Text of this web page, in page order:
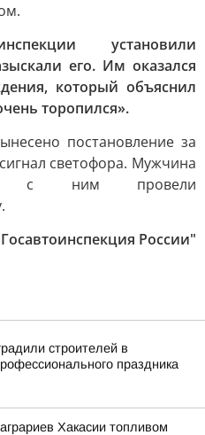
установили
его. Им оказался
который объяснил
торопился».
постановление за
светофора. Мужчина
с ним провели
России"
строителей в
праздника
Хакасии топливом